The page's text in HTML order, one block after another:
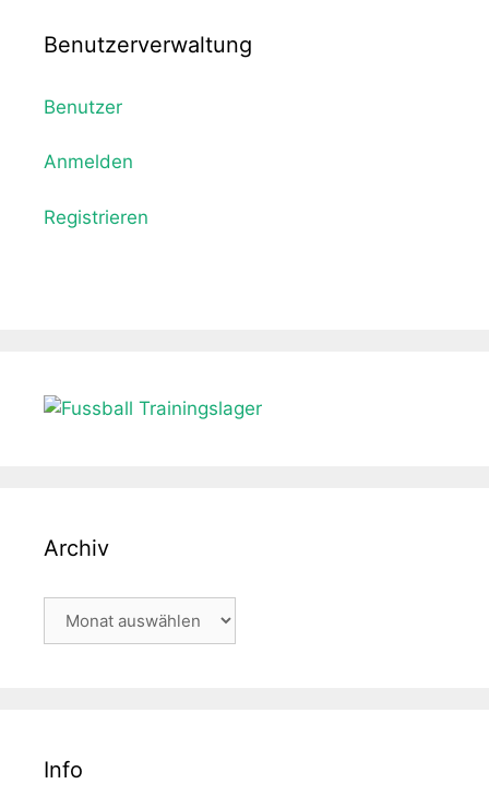
Benutzerverwaltung
Benutzer
Anmelden
Registrieren
Archiv
Archiv
Info